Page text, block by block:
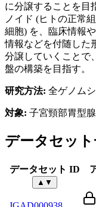
に分譲することを目
ノイド (ヒトの正常
細胞) を、臨床情報
情報などを付随した
分譲していくことで
盤の構築を目指す。
研究方法: 全ゲノム
対象: 子宮頸部胃型
データセッ
データセット ID
▲ ▼